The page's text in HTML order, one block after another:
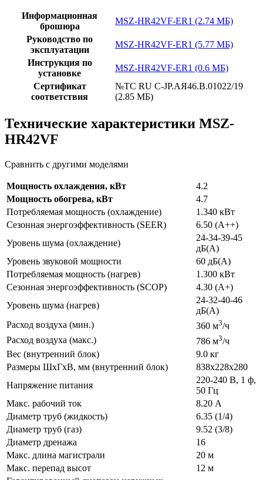
Информационная
брошюра
MSZ-HR42VF-ER1 (2.74 МБ)
Руководство по
эксплуатации
MSZ-HR42VF-ER1 (5.77 МБ)
Инструкция по
установке
MSZ-HR42VF-ER1 (0.6 МБ)
Сертификат
соответствия
№TC RU C-JP.АЯ46.В.01022/19
(2.85 МБ)
Технические характеристики MSZ-
HR42VF
Сравнить с другими моделями
Мощность охлаждения, кВт
4.2
Мощность обогрева, кВт
4.7
Потребляемая мощность (охлаждение)
1.340 кВт
Сезонная энергоэффективность (SEER)
6.50 (A++)
Уровень шума (охлаждение)
24-34-39-45
дБ(А)
Уровень звуковой мощности
60 дБ(А)
Потребляемая мощность (нагрев)
1.300 кВт
Сезонная энергоэффективность (SCOP)
4.30 (A+)
Уровень шума (нагрев)
24-32-40-46
дБ(А)
Расход воздуха (мин.)
360 м3/ч
Расход воздуха (макс.)
786 м3/ч
Вес (внутренний блок)
9.0 кг
Размеры ШхГхВ, мм (внутренний блок)
838х228х280
Напряжение питания
220-240 В, 1 ф,
50 Гц
Макс. рабочий ток
8.20 А
Диаметр труб (жидкость)
6.35 (1/4)
Диаметр труб (газ)
9.52 (3/8)
Диаметр дренажа
16
Макс. длина магистрали
20 м
Макс. перепад высот
12 м